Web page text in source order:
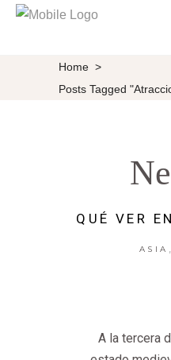
Home >
Posts Tagged
QUÉ VER
ASIA
A la tercera